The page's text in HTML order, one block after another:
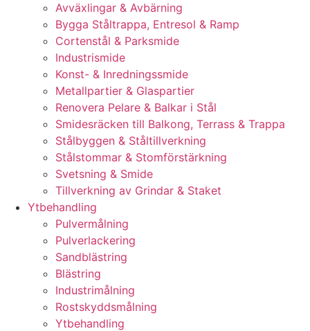
Avväxlingar & Avbärning
Bygga Ståltrappa, Entresol & Ramp
Cortenstål & Parksmide
Industrismide
Konst- & Inredningssmide
Metallpartier & Glaspartier
Renovera Pelare & Balkar i Stål
Smidesräcken till Balkong, Terrass & Trappa
Stålbyggen & Ståltillverkning
Stålstommar & Stomförstärkning
Svetsning & Smide
Tillverkning av Grindar & Staket
Ytbehandling
Pulvermålning
Pulverlackering
Sandblästring
Blästring
Industrimålning
Rostskyddsmålning
Ytbehandling